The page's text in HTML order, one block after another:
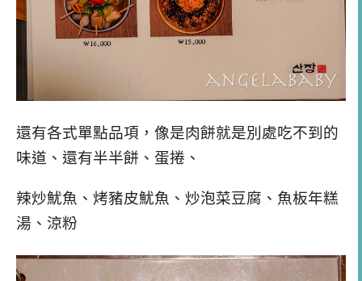
還有各式單點品項，像是肉餅就是別處吃不到的
味道、還有半半餅、蛋捲、
辣炒魷魚、烤豬皮魷魚、炒泡菜豆腐、魚板年糕
湯、涼粉